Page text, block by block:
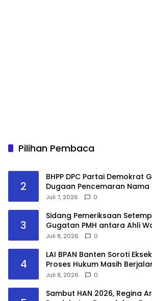
Pilihan Pembaca
2
BHPP DPC Partai Demokrat
Dugaan Pencemaran Nama
Penyebaran Hoaks ke Polres
Juli 7, 2026 0
3
Sidang Pemeriksaan
Gugatan PMH antara Ahli
Halim bin H. Ali Diwakili H.
Apartemen Sherwood
Juli 8, 2026 0
4
LAI BPAN Banten Soroti
Proses Hukum Masih
Tetap Dilaksanakan
Menyentuh Substansi
Juli 8, 2026 0
Sambut HAN 2026, Regina